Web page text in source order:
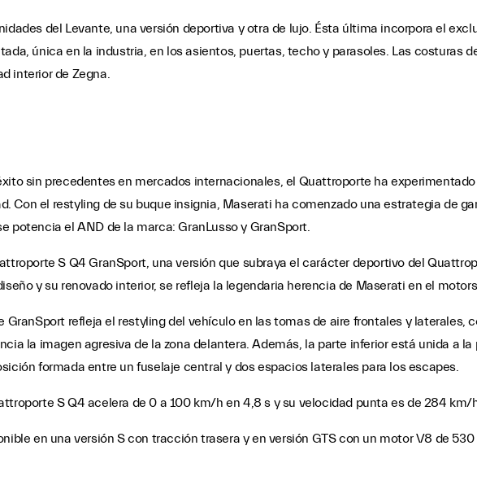
del Levante, una versión deportiva y otra de lujo. Ésta última incorpora el
única en la industria, en los asientos, puertas, techo y parasoles. Las costuras
interior de Zegna.
sin precedentes en mercados internacionales, el Quattroporte ha
Con el restyling de su buque insignia, Maserati ha comenzado una estrategia de
potencia el AND de la marca: GranLusso y GranSport.
S Q4 GranSport, una versión que subraya el carácter deportivo del
y su renovado interior, se refleja la legendaria herencia de Maserati en el
refleja el restyling del vehículo en las tomas de aire frontales y laterales,
la imagen agresiva de la zona delantera. Además, la parte inferior está unida a
formada entre un fuselaje central y dos espacios laterales para los escapes.
S Q4 acelera de 0 a 100 km/h en 4,8 s y su velocidad punta es de 284 km/
en una versión S con tracción trasera y en versión GTS con un motor V8 de